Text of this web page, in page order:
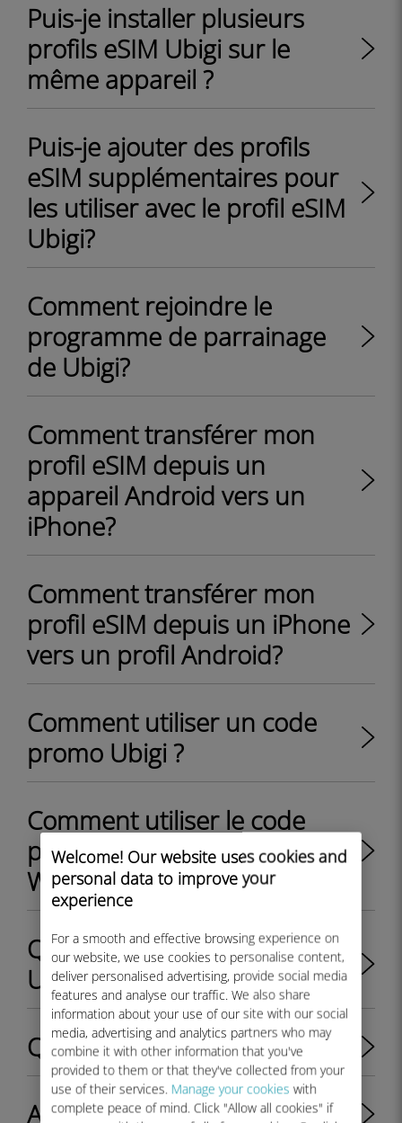
Welcome! Our website uses cookies and
personal data to improve your
experience
For a smooth and effective browsing experience on
our website, we use cookies to personalise content,
deliver personalised advertising, provide social media
features and analyse our traffic. We also share
information about your use of our site with our social
media, advertising and analytics partners who may
combine it with other information that you've
provided to them or that they've collected from your
use of their services. Manage your cookies with
complete peace of mind. Click "Allow all cookies" if
Puis-je installer plusieurs
profils eSIM Ubigi sur le
même appareil ?
Puis-je ajouter des profils
eSIM supplémentaires pour
les utiliser avec le profil eSIM
Ubigi?
Comment rejoindre le
programme de parrainage
de Ubigi?
Comment transférer mon
profil eSIM depuis un
appareil Android vers un
iPhone?
Comment transférer mon
profil eSIM depuis un iPhone
vers un profil Android?
Comment utiliser un code
promo Ubigi ?
Comment utiliser le code
promo de bienvenue Ubigi
WELCOME10 ?
Qu’est-ce que l’application
Ubigi ?
Qu’est-ce que Ubigi eSIM ?
A quoi sert le compte Ubigi ?